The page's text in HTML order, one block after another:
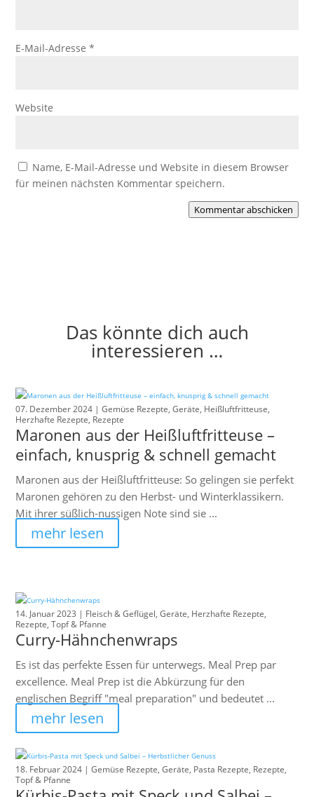
E-Mail-Adresse*
Website
Name, E-Mail-Adresse und Website in diesem Browser
für meinen nächsten Kommentar speichern.
Kommentar abschicken
Das könnte dich auch
interessieren …
07. Dezember 2024 |Gemüse Rezepte, Geräte, Heißluftfritteuse,
Herzhafte Rezepte, Rezepte
Maronen aus der Heißluftfritteuse –
einfach, knusprig & schnell gemacht
Maronen aus der Heißluftfritteuse: So gelingen sie perfekt
Maronen gehören zu den Herbst- und Winterklassikern.
Mit ihrer süßlich-nussigen Note sind sie ...
mehr lesen
14. Januar 2023 | Fleisch & Geflügel, Geräte, Herzhafte Rezepte,
Rezepte, Topf & Pfanne
Curry-Hähnchenwraps
Es ist das perfekte Essen für unterwegs. Meal Prep par
excellence. Meal Prep ist die Abkürzung für den
englischen Begriff "meal preparation" und bedeutet ...
mehr lesen
18. Februar 2024 |Gemüse Rezepte, Geräte, Pasta Rezepte, Rezepte,
Topf & Pfanne